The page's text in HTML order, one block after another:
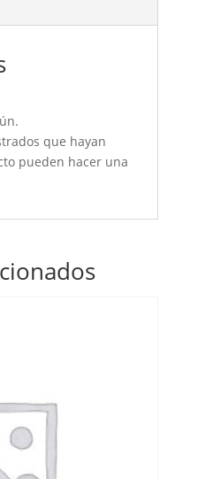
que hayan
pueden hacer una